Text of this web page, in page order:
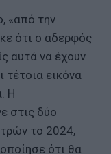
«από την
ότι ο αδερφός
αυτά να έχουν
τέτοια εικόνα
Η
στις δύο
το 2024,
ότι θα